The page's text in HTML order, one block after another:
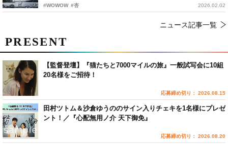
#WOWOW #杏 2026.02.02
ニュース記事一覧
PRESENT
【監督登壇】『猫たちと7000マイルの旅』一般試写会に10組
20名様をご招待！
応募締め切り： 2026.08.15
田村ツトム＆沙倉ゆうののサイン入りチェキを1名様にプレゼ
ント！／『心配無用ノ介 天下御免』
応募締め切り： 2026.08.20